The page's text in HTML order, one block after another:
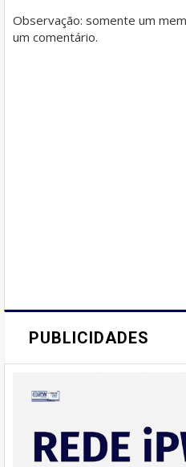
Observação: somente um
um comentário.
PUBLICIDADES